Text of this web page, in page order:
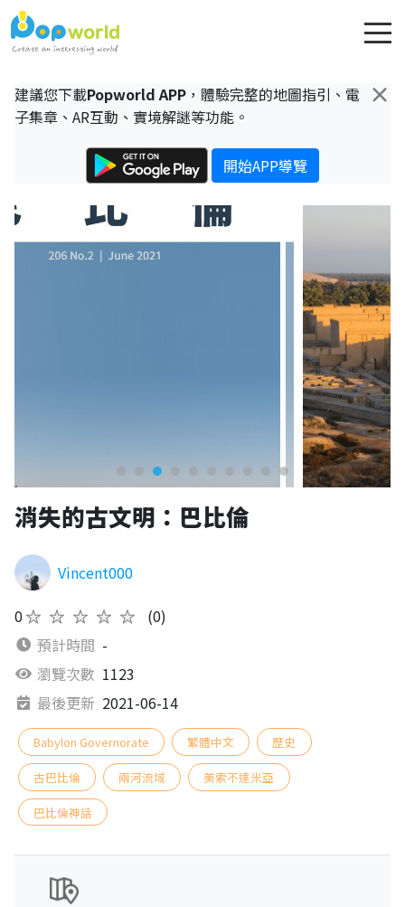
×
建議您下載Popworld APP ，體驗完整的地圖指引、電
子集章、AR互動、實境解謎等功能。
開始APP導覽
消失的古文明：巴比倫
Vincent000
0★★★★★
(0)
預計時間 -
瀏覽次數 1123
最後更新 2021-06-14
Babylon Governorate 繁體中文 歷史
古巴比倫 兩河流域 美索不達米亞
巴比倫神話